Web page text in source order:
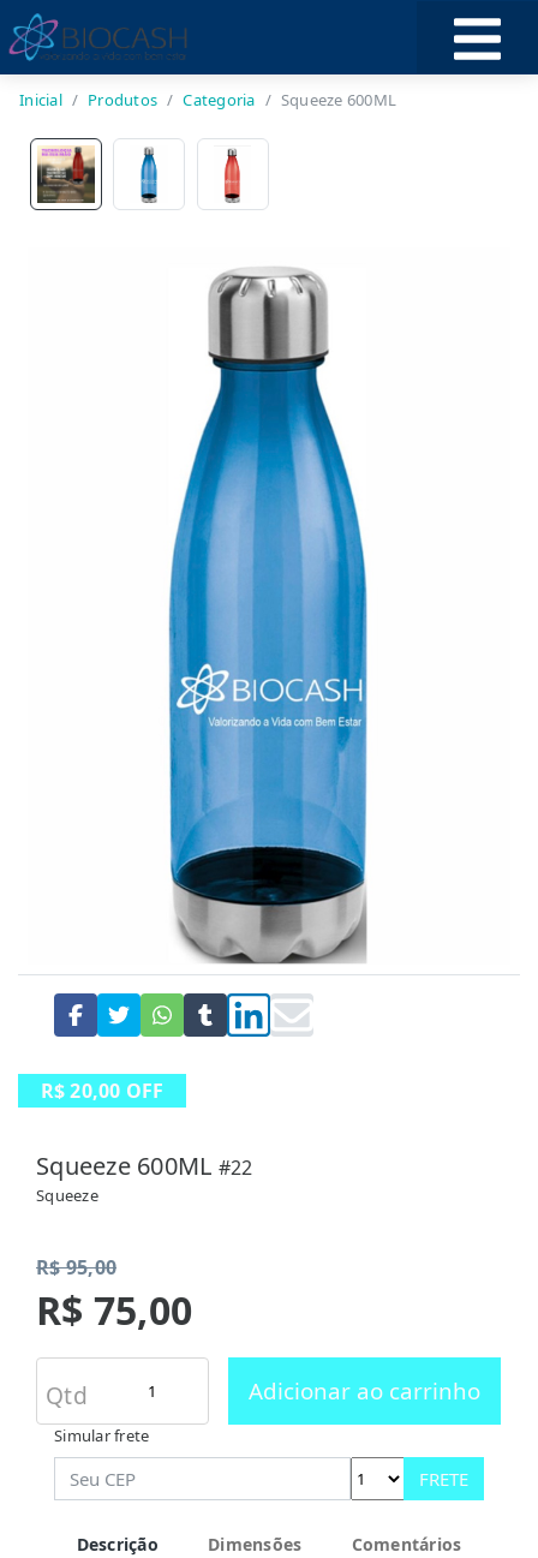
Inicial Produtos Categoria Squeeze 600ML
R$ 20,00 OFF
Squeeze 600ML #22
Squeeze
R$ 95,00
R$ 75,00
Qtd Adicionar ao carrinho
Simular frete
FRETE
Descrição Dimensões Comentários